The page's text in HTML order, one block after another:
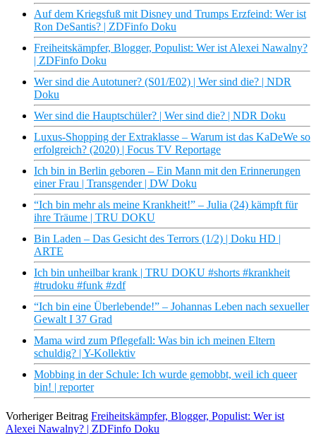
Auf dem Kriegsfuß mit Disney und Trumps Erzfeind: Wer ist
Ron DeSantis? | ZDFinfo Doku
Freiheitskämpfer, Blogger, Populist: Wer ist Alexei Nawalny?
| ZDFinfo Doku
Wer sind die Autotuner? (S01/E02) | Wer sind die? | NDR
Doku
Wer sind die Hauptschüler? | Wer sind die? | NDR Doku
Luxus-Shopping der Extraklasse – Warum ist das KaDeWe so
erfolgreich? (2020) | Focus TV Reportage
Ich bin in Berlin geboren – Ein Mann mit den Erinnerungen
einer Frau | Transgender | DW Doku
“Ich bin mehr als meine Krankheit!” – Julia (24) kämpft für
ihre Träume | TRU DOKU
Bin Laden – Das Gesicht des Terrors (1/2) | Doku HD |
ARTE
Ich bin unheilbar krank | TRU DOKU #shorts #krankheit
#trudoku #funk #zdf
“Ich bin eine Überlebende!” – Johannas Leben nach sexueller
Gewalt I 37 Grad
Mama wird zum Pflegefall: Was bin ich meinen Eltern
schuldig? | Y-Kollektiv
Mobbing in der Schule: Ich wurde gemobbt, weil ich queer
bin! | reporter
Vorheriger Beitrag Freiheitskämpfer, Blogger, Populist: Wer ist
Alexei Nawalny? | ZDFinfo Doku